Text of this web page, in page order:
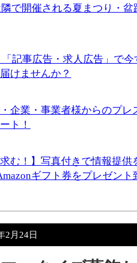
隣で開催される夏まつり・
記事広告・求人広告」で
けませんか？
企業・事業者様からのプレ
ト！
む！】写真付きで情報提
ギフト券をプレゼント
2月24日